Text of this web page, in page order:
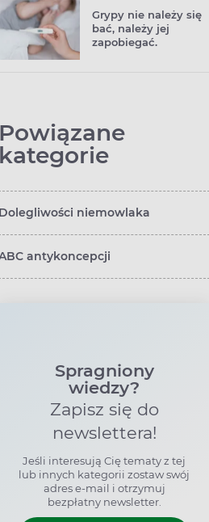
Grypy nie należy się
bać, należy jej
zapobiegać.
Powiązane
kategorie
Dolegliwości niemowlaka
antykoncepcji
Spragniony
wiedzy?
Zapisz się do
newslettera!
Jeśli interesują Cię tematy z tej
lub innych kategorii zostaw swój
adres e-mail i otrzymuj
bezpłatny newsletter.